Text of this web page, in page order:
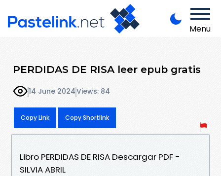
Menu
PERDIDAS DE RISA leer epub gratis
14 June 2024Views: 84
Copy Link Copy Shortlink
Libro PERDIDAS DE RISA Descargar PDF -
SILVIA ABRIL